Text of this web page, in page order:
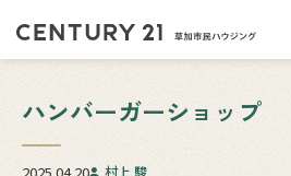
ハンバーガーショップ
村上 駿